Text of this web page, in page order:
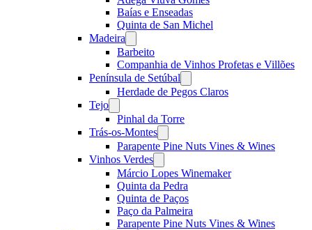
Baías e Enseadas
Quinta de San Michel
Madeira
menu
Barbeito
Companhia de Vinhos Profetas e Villões
Península de Setúbal
menu
Herdade de Pegos Claros
Tejo
menu
Pinhal da Torre
Trás-os-Montes
menu
Parapente Pine Nuts Vines & Wines
Vinhos Verdes
menu
Márcio Lopes Winemaker
Quinta da Pedra
Quinta de Paços
Paço da Palmeira
Parapente Pine Nuts Vines & Wines